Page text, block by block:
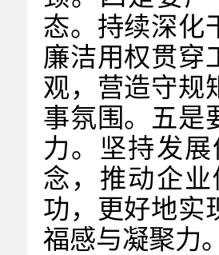
态。持续深化
廉洁用权贯穿
观，营造守规
事氛围。五是
力。坚持发
念，推动企
功，更好地实
福感与凝聚力